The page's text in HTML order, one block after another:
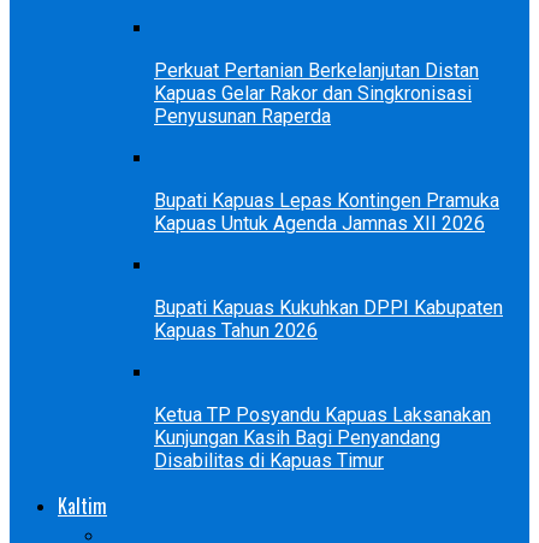
Perkuat Pertanian Berkelanjutan Distan
Kapuas Gelar Rakor dan Singkronisasi
Penyusunan Raperda
Bupati Kapuas Lepas Kontingen Pramuka
Kapuas Untuk Agenda Jamnas XII 2026
Bupati Kapuas Kukuhkan DPPI Kabupaten
Kapuas Tahun 2026
Ketua TP Posyandu Kapuas Laksanakan
Kunjungan Kasih Bagi Penyandang
Disabilitas di Kapuas Timur
Kaltim